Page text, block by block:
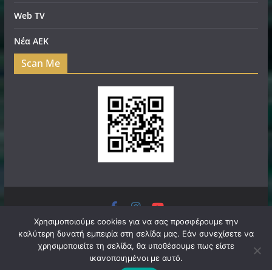
Web TV
Νέα ΑΕΚ
Scan Me
Πνευματικά Δικαιώματα © 2026filadelfeianews.gr. Τα
πνευματικά δικαιώματα προστατεύονται.
Θέμα:ColorMagαπό ThemeGrill. Κατασκευασμένο με
WordPress
Χρησιμοποιούμε cookies για να σας προσφέρουμε την
καλύτερη δυνατή εμπειρία στη σελίδα μας. Εάν συνεχίσετε να
χρησιμοποιείτε τη σελίδα, θα υποθέσουμε πως είστε
ικανοποιημένοι με αυτό.